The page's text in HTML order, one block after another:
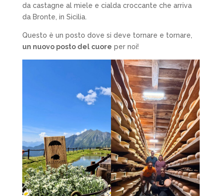
da castagne al miele e cialda croccante che arriva
da Bronte, in Sicilia.
Questo è un posto dove si deve tornare e tornare,
un nuovo posto del cuore per noi!